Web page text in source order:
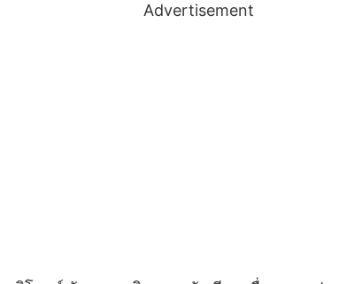
Advertisement